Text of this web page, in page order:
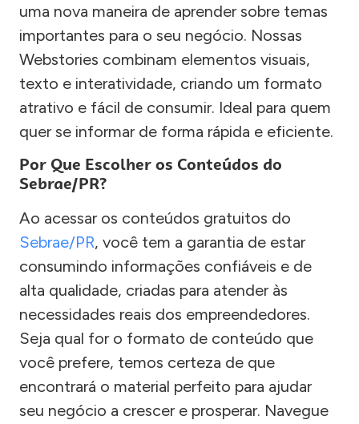
uma nova maneira de aprender sobre temas
importantes para o seu negócio. Nossas
Webstories combinam elementos visuais,
texto e interatividade, criando um formato
atrativo e fácil de consumir. Ideal para quem
quer se informar de forma rápida e eficiente.
Por Que Escolher os Conteúdos do
Sebrae/PR?
Ao acessar os conteúdos gratuitos do
Sebrae/PR, você tem a garantia de estar
consumindo informações confiáveis e de
alta qualidade, criadas para atender às
necessidades reais dos empreendedores.
Seja qual for o formato de conteúdo que
você prefere, temos certeza de que
encontrará o material perfeito para ajudar
seu negócio a crescer e prosperar. Navegue